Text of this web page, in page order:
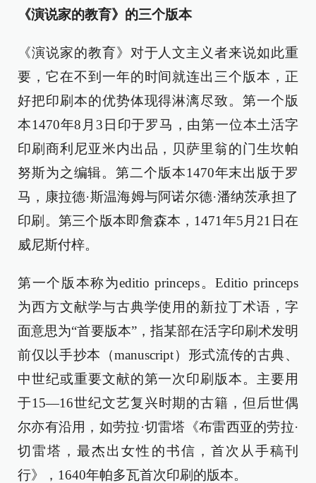
《演说家的教育》的三个版本
《演说家的教育》对于人文主义者来说如此重
要，它在不到一年的时间就连出三个版本，正
好把印刷本的优势体现得淋漓尽致。第一个版
本1470年8月3日印于罗马，由第一位本土活字
印刷商利尼亚米内出品，贝萨里翁的门生坎帕
努斯为之编辑。第二个版本1470年末出版于罗
马，康拉德·斯温海姆与阿诺尔德·潘纳茨承担了
印刷。第三个版本即詹森本，1471年5月21日在
威尼斯付梓。
第一个版本称为editio princeps。Editio princeps
为西方文献学与古典学使用的新拉丁术语，字
面意思为“首要版本”，指某部在活字印刷术发明
前仅以手抄本（manuscript）形式流传的古典、
中世纪或重要文献的第一次印刷版本。主要用
于15—16世纪文艺复兴时期的古籍，但后世偶
尔亦有沿用，如劳拉·切雷塔《布雷西亚的劳拉·
切雷塔，最杰出女性的书信，首次从手稿刊
行》，1640年帕多瓦首次印刷的版本。